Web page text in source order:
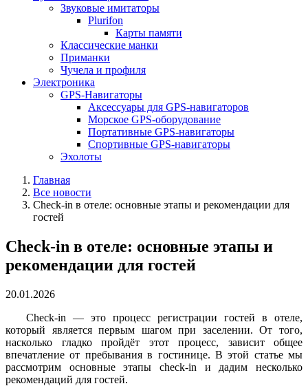
Звуковые имитаторы
Plurifon
Карты памяти
Классические манки
Приманки
Чучела и профиля
Электроника
GPS-Навигаторы
Аксессуары для GPS-навигаторов
Морское GPS-оборудование
Портативные GPS-навигаторы
Спортивные GPS-навигаторы
Эхолоты
Главная
Все новости
Check-in в отеле: основные этапы и рекомендации для
гостей
Check-in в отеле: основные этапы и
рекомендации для гостей
20.01.2026
Check-in — это процесс регистрации гостей в отеле,
который является первым шагом при заселении. От того,
насколько гладко пройдёт этот процесс, зависит общее
впечатление от пребывания в гостинице. В этой статье мы
рассмотрим основные этапы check-in и дадим несколько
рекомендаций для гостей.